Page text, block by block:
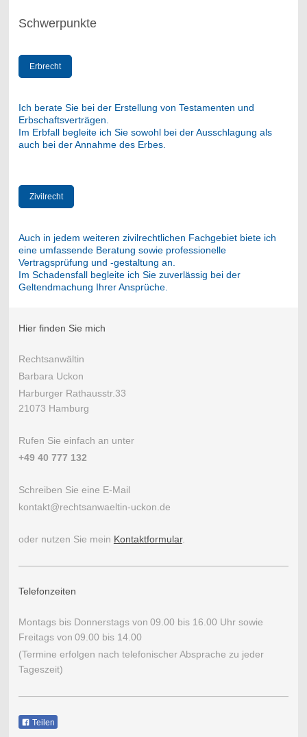
Schwerpunkte
Erbrecht
Ich berate Sie bei der Erstellung von Testamenten und
Erbschaftsverträgen.
Im Erbfall begleite ich Sie sowohl bei der Ausschlagung als
auch bei der Annahme des Erbes.
Zivilrecht
Auch in jedem weiteren zivilrechtlichen Fachgebiet biete ich
eine umfassende Beratung sowie professionelle
Vertragsprüfung und -gestaltung an.
Im Schadensfall begleite ich Sie zuverlässig bei der
Geltendmachung Ihrer Ansprüche.
Hier finden Sie mich
Rechtsanwältin
Barbara Uckon
Harburger Rathausstr.33
21073 Hamburg
Rufen Sie einfach an unter
+49 40 777 132
Schreiben Sie eine E-Mail
kontakt@rechtsanwaeltin-uckon.de
oder nutzen Sie mein Kontaktformular.
Telefonzeiten
Montags bis Donnerstags von 09.00 bis 16.00 Uhr sowie
Freitags von 09.00 bis 14.00
(Termine erfolgen nach telefonischer Absprache zu jeder
Tageszeit)
Teilen